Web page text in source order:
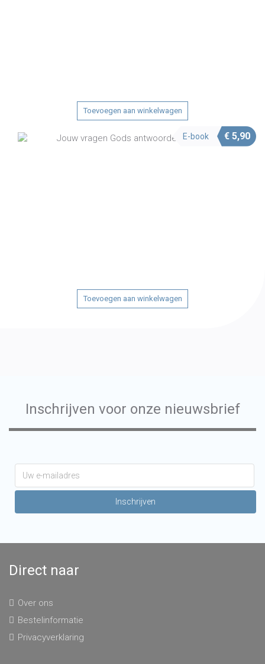
Toevoegen aan winkelwagen
E-book € 5,90
Toevoegen aan winkelwagen
Inschrijven voor onze nieuwsbrief
Direct naar
Over ons
Bestelinformatie
Privacyverklaring